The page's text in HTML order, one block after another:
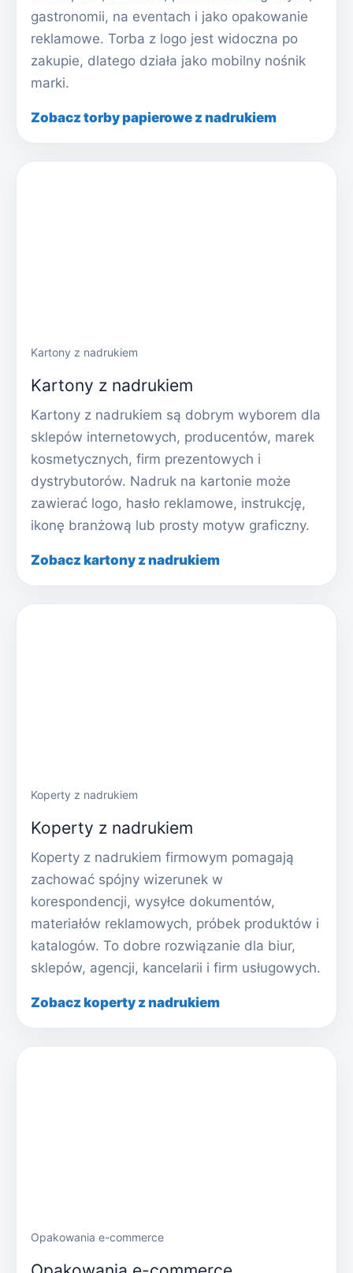
gastronomii, na eventach i jako opakowanie
reklamowe. Torba z logo jest widoczna po
zakupie, dlatego działa jako mobilny nośnik
marki.
Zobacz torby papierowe z nadrukiem
Kartony z nadrukiem
Kartony z nadrukiem
Kartony z nadrukiem są dobrym wyborem dla
sklepów internetowych, producentów, marek
kosmetycznych, firm prezentowych i
dystrybutorów. Nadruk na kartonie może
zawierać logo, hasło reklamowe, instrukcję,
ikonę branżową lub prosty motyw graficzny.
Zobacz kartony z nadrukiem
Koperty z nadrukiem
Koperty z nadrukiem
Koperty z nadrukiem firmowym pomagają
zachować spójny wizerunek w
korespondencji, wysyłce dokumentów,
materiałów reklamowych, próbek produktów i
katalogów. To dobre rozwiązanie dla biur,
sklepów, agencji, kancelarii i firm usługowych.
Zobacz koperty z nadrukiem
Opakowania e-commerce